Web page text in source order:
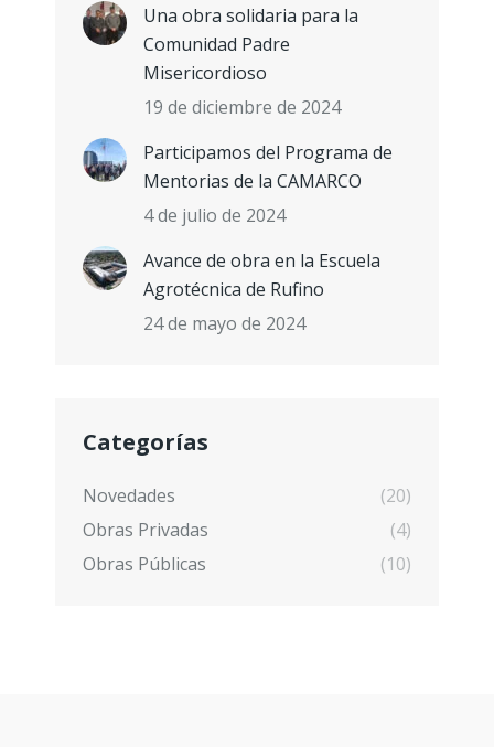
Una obra solidaria para la
Comunidad Padre
Misericordioso
19 de diciembre de 2024
Participamos del Programa de
Mentorias de la CAMARCO
4 de julio de 2024
Avance de obra en la Escuela
Agrotécnica de Rufino
24 de mayo de 2024
Categorías
Novedades
(20)
Obras Privadas
(4)
Obras Públicas
(10)